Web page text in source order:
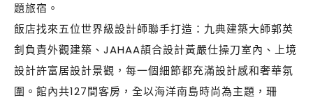
題旅宿。
飯店找來五位世界級設計師聯手打造：九典建築大師郭英
釗負責外觀建築、JAHAA頡合設計黃嚴仕操刀室內、上境
設計許富居設計景觀，每一個細節都充滿設計感和奢華氛
圍。館內共127間客房，全以海洋南島時尚為主題，珊